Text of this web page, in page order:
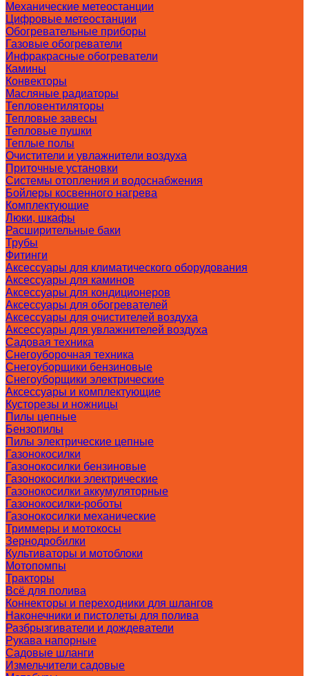
Механические метеостанции
Цифровые метеостанции
Обогревательные приборы
Газовые обогреватели
Инфракрасные обогреватели
Камины
Конвекторы
Масляные радиаторы
Тепловентиляторы
Тепловые завесы
Тепловые пушки
Теплые полы
Очистители и увлажнители воздуха
Приточные установки
Системы отопления и водоснабжения
Бойлеры косвенного нагрева
Комплектующие
Люки, шкафы
Расширительные баки
Трубы
Фитинги
Аксессуары для климатического оборудования
Аксессуары для каминов
Аксессуары для кондиционеров
Аксессуары для обогревателей
Аксессуары для очистителей воздуха
Аксессуары для увлажнителей воздуха
Садовая техника
Снегоуборочная техника
Снегоуборщики бензиновые
Снегоуборщики электрические
Аксессуары и комплектующие
Кусторезы и ножницы
Пилы цепные
Бензопилы
Пилы электрические цепные
Газонокосилки
Газонокосилки бензиновые
Газонокосилки электрические
Газонокосилки аккумуляторные
Газонокосилки-роботы
Газонокосилки механические
Триммеры и мотокосы
Зернодробилки
Культиваторы и мотоблоки
Мотопомпы
Тракторы
Всё для полива
Коннекторы и переходники для шлангов
Наконечники и пистолеты для полива
Разбрызгиватели и дождеватели
Рукава напорные
Садовые шланги
Измельчители садовые